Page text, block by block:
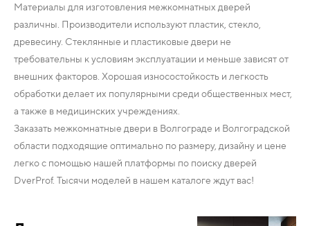
Материалы для изготовления межкомнатных дверей
различны. Производители используют пластик, стекло,
древесину. Стеклянные и пластиковые двери не
требовательны к условиям эксплуатации и меньше зависят от
внешних факторов. Хорошая износостойкость и легкость
обработки делает их популярными среди общественных мест,
а также в медицинских учреждениях.
Заказать межкомнатные двери в Волгограде и Волгоградской
области подходящие оптимально по размеру, дизайну и цене
легко с помощью нашей платформы по поиску дверей
DverProf. Тысячи моделей в нашем каталоге ждут вас!